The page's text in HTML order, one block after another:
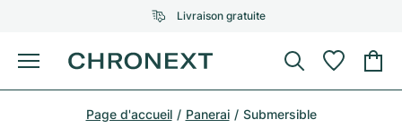
Livraison gratuite
Menu
Acheter une montre
UNE SÉLECTION D'EXCEPTION
UNE SÉLECTION D'EXCEPTION
Page d'accueil Panerai Submersible